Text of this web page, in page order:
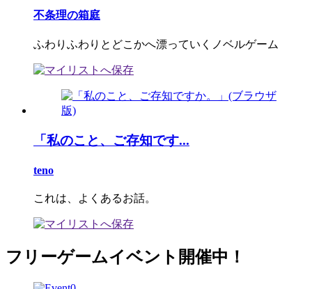
不条理の箱庭
ふわりふわりとどこかへ漂っていくノベルゲーム
「私のこと、ご存知です...
teno
これは、よくあるお話。
フリーゲームイベント開催中！